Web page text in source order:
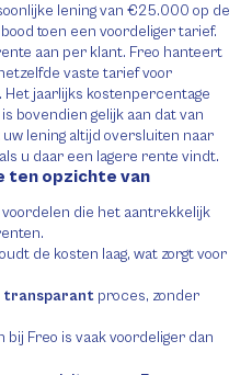
lening van €25.000 op de
toen een voordeliger tarief.
aan per klant. Freo hanteert
vaste tarief voor
jaarlijks kostenpercentage
bovendien gelijk aan dat van
lening altijd oversluiten naar
u daar een lagere rente vindt.
ten opzichte van
die het aantrekkelijk
de kosten laag, wat zorgt voor
transparant proces, zonder
Freo is vaak voordeliger dan